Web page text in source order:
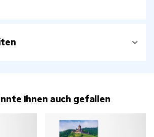
Ihnen auch gefallen